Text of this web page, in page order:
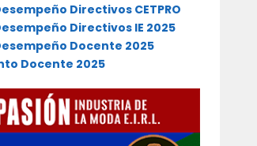
Directivos CETPRO
Directivos IE 2025
Docente 2025
Docente 2025